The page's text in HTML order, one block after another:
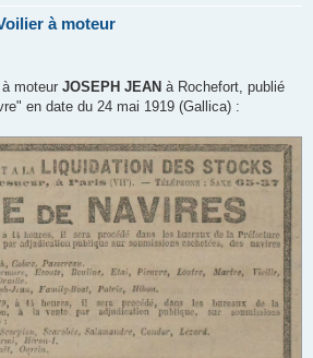
à moteur
moteur JOSEPH JEAN à Rochefort, publié
en date du 24 mai 1919 (Gallica) :